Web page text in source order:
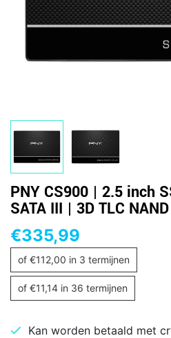
PNY CS900 | 2.5 inch
SATA III | 3D TLC NAND
€335,99
of €112,00 in 3 termijnen
of €11,14 in 36 termijnen
Kan worden betaald met